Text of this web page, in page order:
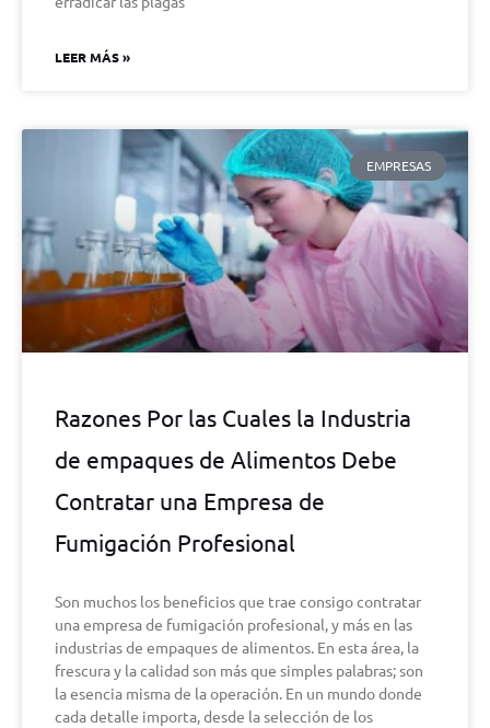
LEER MÁS »
EMPRESAS
Razones Por las Cuales la Industria
de empaques de Alimentos Debe
Contratar una Empresa de
Fumigación Profesional
Son muchos los beneficios que trae consigo contratar
una empresa de fumigación profesional, y más en las
industrias de empaques de alimentos. En esta área, la
frescura y la calidad son más que simples palabras; son
la esencia misma de la operación. En un mundo donde
cada detalle importa, desde la selección de los